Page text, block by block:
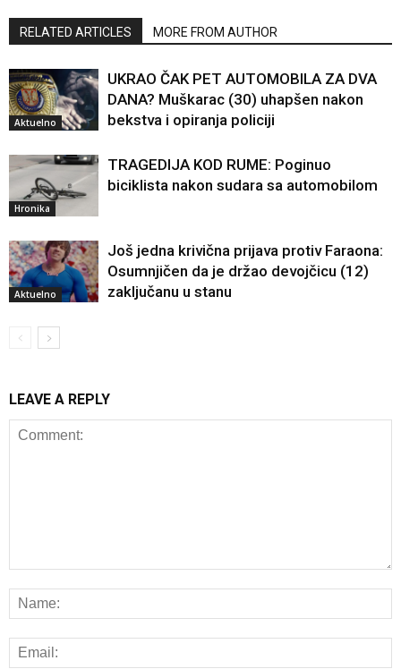
RELATED ARTICLES MORE FROM AUTHOR
Aktuelno
UKRAO ČAK PET AUTOMOBILA ZA DVA
DANA? Muškarac (30) uhapšen nakon
bekstva i opiranja policiji
Hronika
TRAGEDIJA KOD RUME: Poginuo
biciklista nakon sudara sa automobilom
Aktuelno
Još jedna krivična prijava protiv Faraona:
Osumnjičen da je držao devojčicu (12)
zaključanu u stanu
LEAVE A REPLY